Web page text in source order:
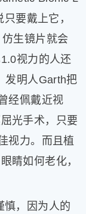
要戴上它，
生镜片就会
视力的人还
发明人Garth把
经佩戴近视
光手术，只要
视力。而且植
睛如何老化，
慎，因为人的